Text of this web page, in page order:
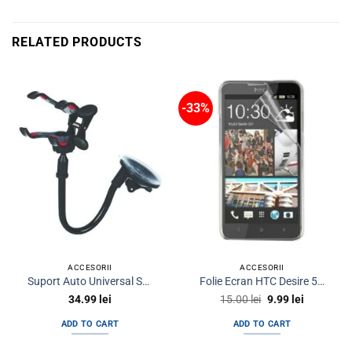
RELATED PRODUCTS
ACCESORII
Suport Auto Universal Setty Froggy Long
34.99 lei
ADD TO CART
-33%
ACCESORII
Folie Ecran HTC Desire 500 Protectie Display
15.00lei Original
was:
15.00 lei.
9.99 leiCurrent
ADD TO CART